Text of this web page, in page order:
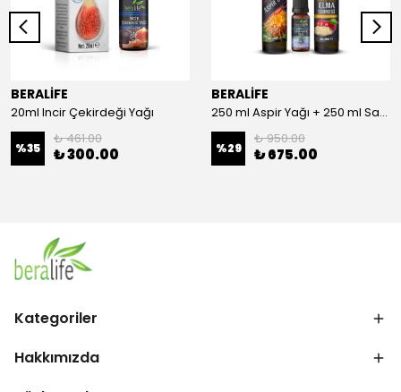
BERALİFE
20ml Incir Çekirdeği Yağı
%35
₺ 461.00
₺ 300.00
BERALİFE
250 ml Aspir Yağı + 250 ml Sandaloz Sakızlı Elma Sirkesi + 20 ml Çörek Otu Yağı
%29
₺ 950.00
₺ 675.00
Kategoriler
Hakkımızda